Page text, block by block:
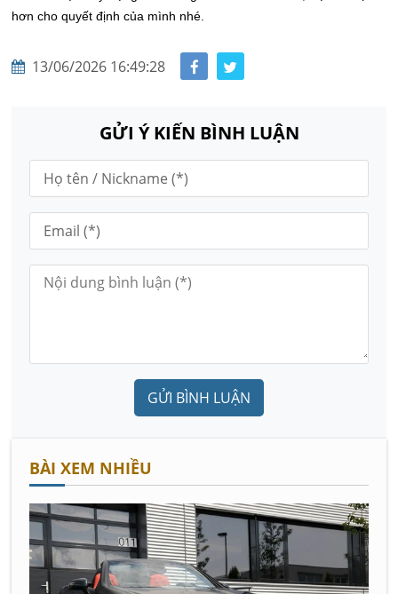
hơn cho quyết định của mình nhé.
13/06/2026 16:49:28
GỬI Ý KIẾN BÌNH LUẬN
GỬI BÌNH LUẬN
BÀI XEM NHIỀU